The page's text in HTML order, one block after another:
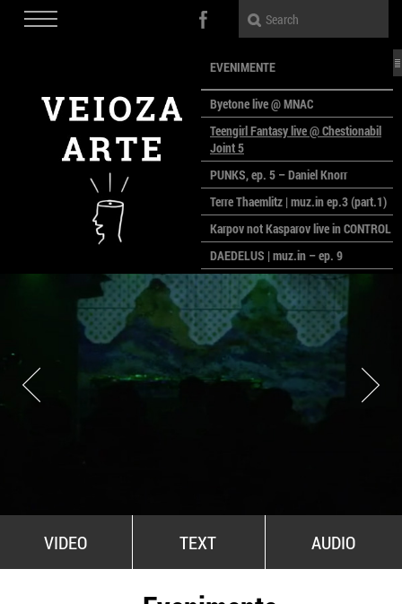
EVENIMENTE
Byetone live @ MNAC
Teengirl Fantasy live @ Chestionabil
Joint 5
PUNKS, ep. 5 – Daniel Knorr
Terre Thaemlitz | muz.in ep.3 (part.1)
Karpov not Kasparov live in CONTROL
DAEDELUS | muz.in – ep. 9
LALELE, LALELE – prima premieră a
anului la MACAZ
CinePOLSKA – filme poloneze la
București
PEOPLE OF ROMANIA se lansează la
galeria Simeza
All Stars For Outernational
VIDEO TEXT AUDIO